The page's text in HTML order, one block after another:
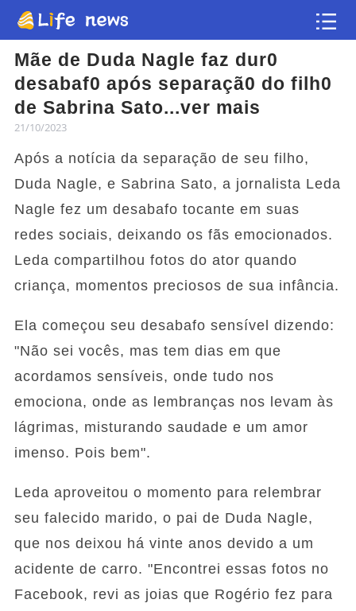
Mãe de Duda Nagle faz dur0
desabaf0 após separaçã0 do filh0
de Sabrina Sato...ver mais
21/10/2023
Após a notícia da separação de seu filho,
Duda Nagle, e Sabrina Sato, a jornalista Leda
Nagle fez um desabafo tocante em suas
redes sociais, deixando os fãs emocionados.
Leda compartilhou fotos do ator quando
criança, momentos preciosos de sua infância.
Ela começou seu desabafo sensível dizendo:
"Não sei vocês, mas tem dias em que
acordamos sensíveis, onde tudo nos
emociona, onde as lembranças nos levam às
lágrimas, misturando saudade e um amor
imenso. Pois bem".
Leda aproveitou o momento para relembrar
seu falecido marido, o pai de Duda Nagle,
que nos deixou há vinte anos devido a um
acidente de carro. "Encontrei essas fotos no
Facebook, revi as joias que Rogério fez para
Artigo
Vídeos
Flash news